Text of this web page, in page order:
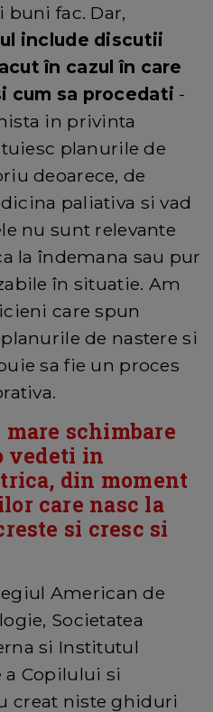
fac. Dar,
include discutii
în cazul în care
cum sa procedati -
in privinta
planurile de
deoarece, de
paliativa si vad
nu sunt relevante
la îndemana sau pur
în situatie. Am
care spun
de nastere si
sa fie un proces
mare schimbare
vedeti in
din moment
care nasc la
si cresc si
American de
Societatea
si Institutul
a Copilului si
creat niste ghiduri